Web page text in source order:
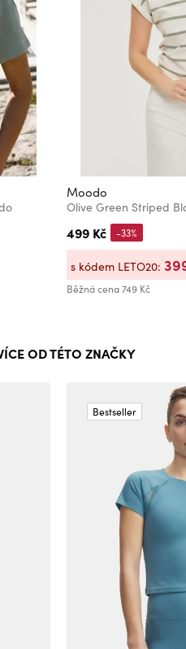
Moodo
Olive Green Striped
499 Kč
Běžná cena749 Kč
-33%
s kódem LETO20:
OD TÉTO ZNAČKY
Bestseller